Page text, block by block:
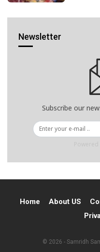
Newsletter
Subscribe our
Home About US
© 2026 - Samridh